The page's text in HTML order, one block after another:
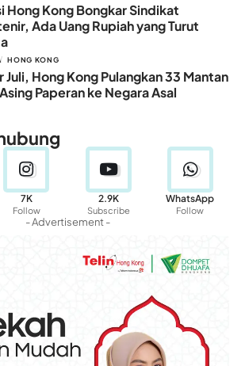
Hong Kong Bongkar Sindikat
Ada Uang Rupiah yang Turut
HONG KONG
Juli, Hong Kong Pulangkan 33 Mantan
Paperan ke Negara Asal
7K
Follow
2.9K
Subscribe
WhatsApp
Follow
- Advertisement -